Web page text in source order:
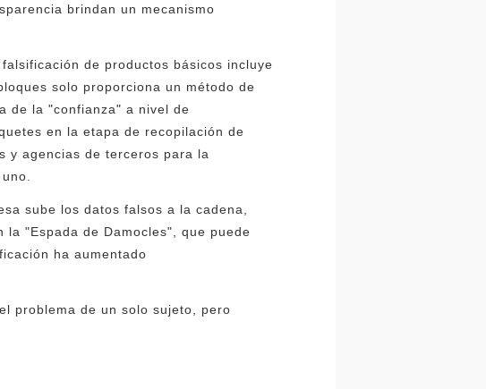
brindan un mecanismo
de productos básicos incluye
solo proporciona un método de
de la "confianza" a nivel de
en la etapa de recopilación de
y agencias de terceros para la
sube los datos falsos a la cadena,
"Espada de Damocles", que puede
ha aumentado
problema de un solo sujeto, pero